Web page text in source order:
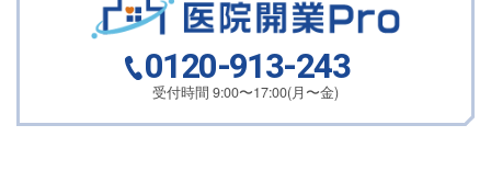
0120-913-243
受付時間 9:00〜17:00(月〜金)